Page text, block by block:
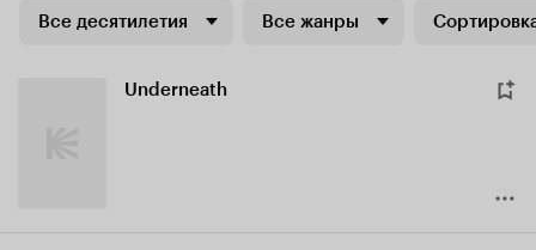
Все десятилетия Все жанры
Underneath